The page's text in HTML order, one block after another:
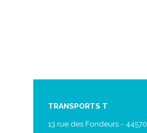
TRANSPORTS T
13 rue des Fondeurs - 44570